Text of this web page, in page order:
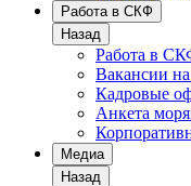
Работа в СКФ
Назад
Работа в
Вакансии
Кадровые
Анкета
Медиа
Назад